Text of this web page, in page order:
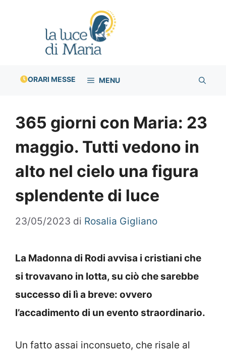
ORARI MESSE MENU
365 giorni con Maria: 23
maggio. Tutti vedono in
alto nel cielo una figura
splendente di luce
23/05/2023 di Rosalia Gigliano
La Madonna di Rodi avvisa i cristiani che
si trovavano in lotta, su ciò che sarebbe
successo di lì a breve: ovvero
l’accadimento di un evento straordinario.
Un fatto assai inconsueto, che risale al